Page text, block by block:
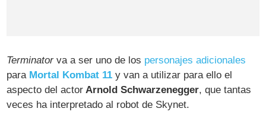
Terminatorva a ser uno de los personajes adicionales
para Mortal Kombat 11 y van a utilizar para ello el
aspecto del actor Arnold Schwarzenegger, que tantas
veces ha interpretado al robot de Skynet.